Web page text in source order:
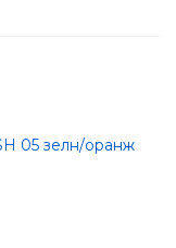
05 зелн/оранж